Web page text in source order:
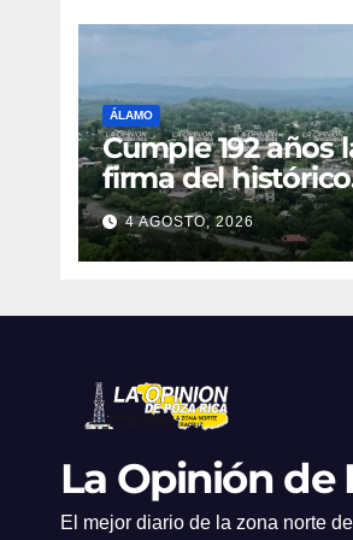
ÁLAMO
Cumple 192 años
firma del histórico
Plan de
4 AGOSTO, 2026
La Opinión de
El mejor diario de la zona norte